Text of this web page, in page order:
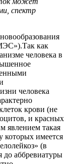
спектр
как
человека в
человека
крови (не
и красных
явлением такая
которых имеется
(в
до аббревиатуры